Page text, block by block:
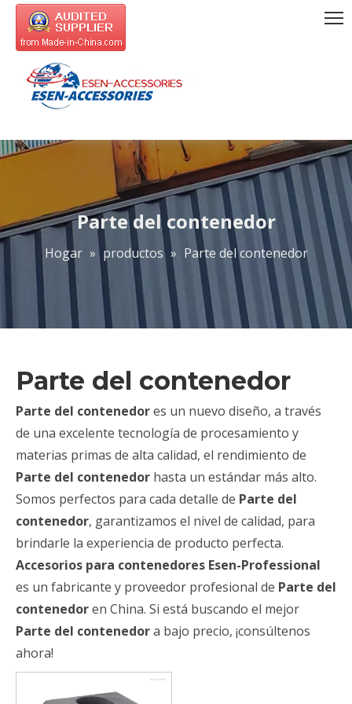
Parte del contenedor
Hogar » productos » Parte del contenedor
Parte del contenedor
Parte del contenedores un nuevo diseño, a través
de una excelente tecnología de procesamiento y
materias primas de alta calidad, el rendimiento de
Parte del contenedor hasta un estándar más alto.
Somos perfectos para cada detalle de Parte del
contenedor, garantizamos el nivel de calidad, para
brindarle la experiencia de producto perfecta.
Accesorios para contenedores Esen-Professional
es un fabricante y proveedor profesional de Parte del
contenedoren China. Si está buscando el mejor
Parte del contenedora bajo precio, ¡consúltenos
ahora!